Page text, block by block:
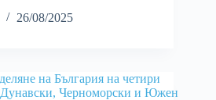
26/08/2025